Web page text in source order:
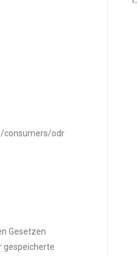
consumers/odr
Gesetzen
gespeicherte